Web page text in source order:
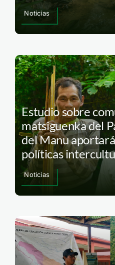
Noticias
Estudio sobre
matsiguenka del
del Manu
políticas
Noticias